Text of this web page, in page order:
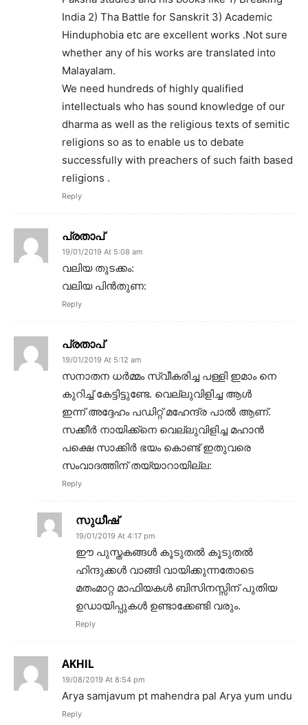
India 2) Tha Battle for Sanskrit 3) Academic
Hinduphobia etc are excellent works .Not sure
whether any of his works are translated into
Malayalam.
We need hundreds of highly qualified
intellectuals who has sound knowledge of our
dharma as well as the religious texts of semitic
religions so as to enable us to debate
successfully with preachers of such faith based
religions .
Reply
പ്രതാപ്
19/01/2019 At 5:08 am
വലിയ തുടക്കം:
വലിയ പിൻതുണ:
Reply
പ്രതാപ്
19/01/2019 At 5:12 am
സനാതന ധർമ്മം സ്വീകരിച്ച പള്ളി ഇമാം നെ
കുറിച്ച് കേട്ടിട്ടുണ്ടേ. വെല്ലുവിളിച്ച ആൾ
ഇന്ന് അദ്ദേഹം പഡിറ്റ് മഹേന്ദ്ര പാൽ ആണ്.
സക്കീർ നായിക്ക്നെ വെല്ലുവിളിച്ച മഹാൻ
പക്ഷെ സാക്കിർ ഭയം കൊണ്ട് ഇതുവരെ
സംവാദത്തിന് തയ്യാറായില്ല:
Reply
സുധീഷ്‌
19/01/2019 At 4:17 pm
ഈ പുസ്തകങ്ങള്‍ കൂടുതല്‍ കൂടുതല്‍
ഹിന്ദുക്കള്‍ വാങ്ങി വായിക്കുന്നതോടെ
മതംമാറ്റ മാഫിയകള്‍ ബിസിനസ്സിന് പുതിയ
ഉഡായിപ്പുകള്‍ ഉണ്ടാക്കേണ്ടി വരും.
Reply
AKHIL
19/08/2019 At 8:54 pm
Arya samjavum pt mahendra pal Arya yum undu
Reply